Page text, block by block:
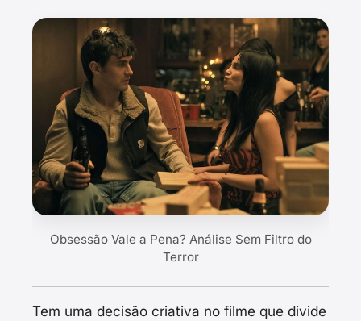
Obsessão Vale a Pena? Análise Sem Filtro do
Terror
Tem uma decisão criativa no filme que divide